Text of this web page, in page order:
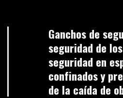
Ganchos de
seguridad de
seguridad en
confinados y
de la caída de